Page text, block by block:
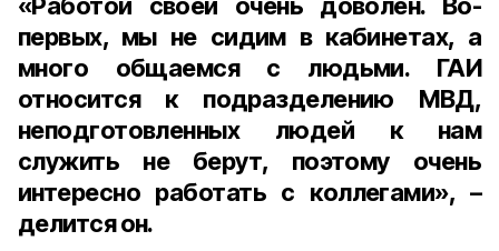
первых, мы не сидим в кабинетах, а
много общаемся с людьми. ГАИ
относится к подразделению МВД,
неподготовленных людей к нам
служить не берут, поэтому очень
интересно работать с коллегами», –
делится он.